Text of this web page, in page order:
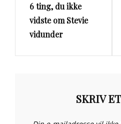
Post
6 ting, du ikke
vidste om Stevie
vidunder
SKRIV